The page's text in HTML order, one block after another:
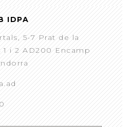
IDPA
5-7 Prat de la
1 i 2 AD200 Encamp